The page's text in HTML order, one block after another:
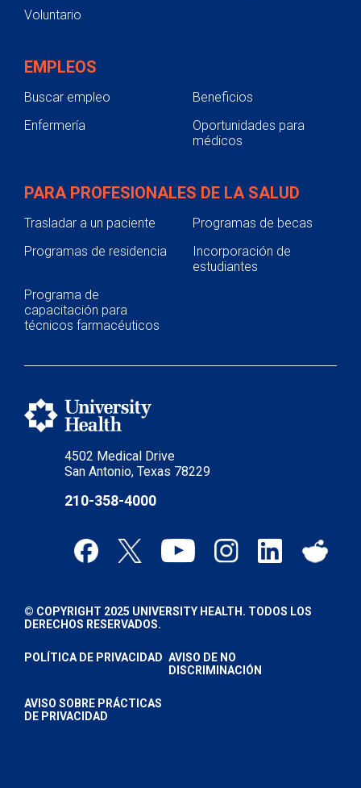
4502 Medical Drive
San Antonio, Texas 78229
210-358-4000
Voluntario
EMPLEOS
Buscar empleo
Beneficios
Enfermería
Oportunidades para
médicos
PARA PROFESIONALES DE LA SALUD
Trasladar a un paciente
Programas de becas
Programas de residencia
Incorporación de
estudiantes
Programa de
capacitación para
técnicos farmacéuticos
© COPYRIGHT 2025 UNIVERSITY HEALTH. TODOS LOS
DERECHOS RESERVADOS.
POLÍTICA DE PRIVACIDAD AVISO DE NO
DISCRIMINACIÓN
AVISO SOBRE PRÁCTICAS
DE PRIVACIDAD